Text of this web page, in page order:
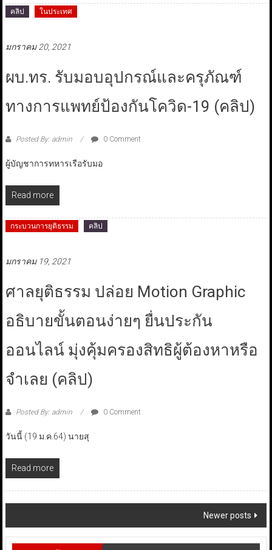
คลิป ในประเทศ
มกราคม 20, 2021
ผบ.ทร. รับมอบอุปกรณ์และครุภัณฑ์
ทางการแพทย์ป้องกันโควิด-19 (คลิป)
Posted By: admin 0 Comment
ผู้บัญชาการทหารเรือรับมอ
Read more
กระบวนการยุติธรรม คลิป
มกราคม 19, 2021
ศาลยุติธรรม ปล่อย Motion Graphic
อธิบายขั้นตอนง่ายๆ ยื่นประกัน
ออนไลน์ มุ่งคุ้มครองสิทธิผู้ต้องหาหรือ
จำเลย (คลิป)
Posted By: admin 0 Comment
วันนี้ (19 ม.ค.64) นายสุ
Read more
navigation
Newer posts